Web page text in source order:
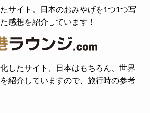
サイト。日本のおみやげを1つ1つ写
感想を紹介しています！
したサイト。日本はもちろん、世界
紹介していますので、旅行時の参考